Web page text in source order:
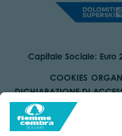
Capitale Sociale: Euro
COOKIES
DICHIARAZIONE DI